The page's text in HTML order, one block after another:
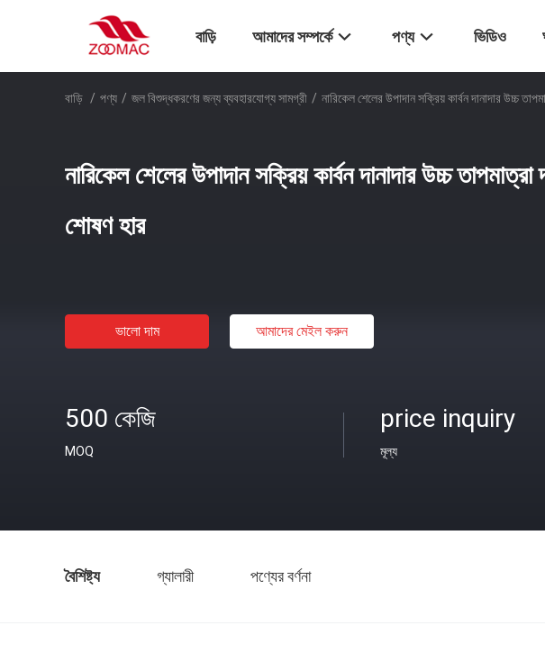
বাড়ি আমাদের সম্পর্কে পণ্য ভিডিও
বাড়ি / পণ্য / জল বিশুদ্ধকরণের জন্য ব্যবহারযোগ্য সামগ্রী / নারিকেল শেলের উপাদান সক্রিয় কার্বন দানাদার উচ্চ
নারিকেল শেলের উপাদান সক্রিয় কার্বন দানাদার উচ্চ
শোষণ হার
ভালো দাম আমাদের মেইল ​​করুন
500 কেজি
MOQ
price inquiry
মূল্য
বৈশিষ্ট্য গ্যালারী পণ্যের বর্ণনা